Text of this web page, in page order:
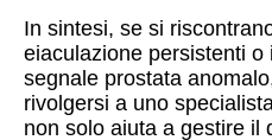
In sintesi, se si
eiaculazione persistenti
segnale prostata
rivolgersi a uno
non solo aiuta a gestire il